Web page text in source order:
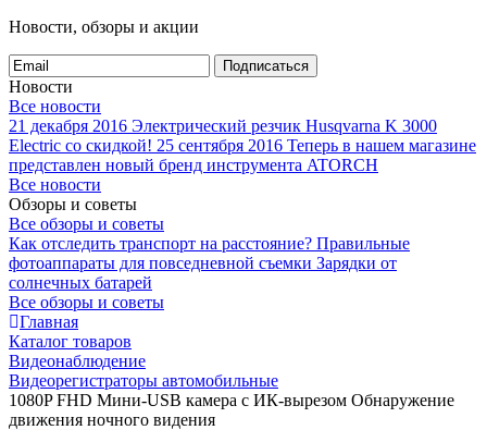
Новости, обзоры и акции
Подписаться
Новости
Все новости
21 декабря 2016 Электрический резчик Husqvarna K 3000
Electric со скидкой! 25 сентября 2016 Теперь в нашем магазине
представлен новый бренд инструмента ATORCH
Все новости
Обзоры и советы
Все обзоры и советы
Как отследить транспорт на расстояние? Правильные
фотоаппараты для повседневной съемки Зарядки от
солнечных батарей
Все обзоры и советы
Главная
Каталог товаров
Видеонаблюдение
Видеорегистраторы автомобильные
1080P FHD Мини-USB камера с ИК-вырезом Обнаружение
движения ночного видения